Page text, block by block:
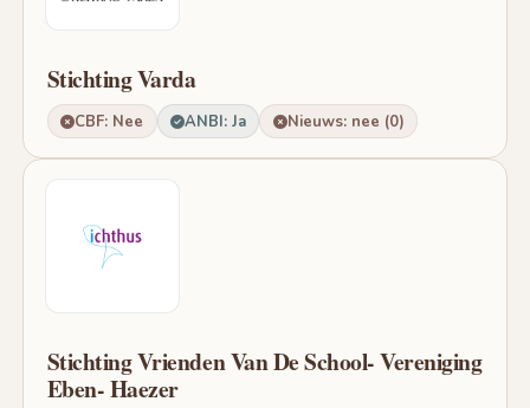
Stichting Varda
CBF: Nee ANBI: Ja Nieuws: nee (0)
Stichting Vrienden Van De School- Vereniging
Eben- Haezer